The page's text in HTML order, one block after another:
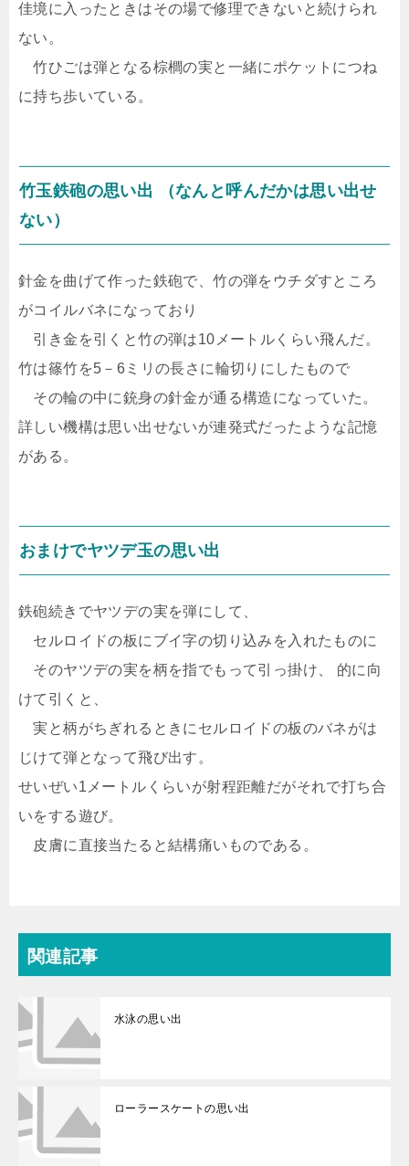
佳境に入ったときはその場で修理できないと続けられ
ない。
竹ひごは弾となる棕櫚の実と一緒にポケットにつね
に持ち歩いている。
竹玉鉄砲の思い出 （なんと呼んだかは思い出せ
ない）
針金を曲げて作った鉄砲で、竹の弾をウチダすところ
がコイルバネになっており
引き金を引くと竹の弾は10メートルくらい飛んだ。
竹は篠竹を5－6ミリの長さに輪切りにしたもので
その輪の中に銃身の針金が通る構造になっていた。
詳しい機構は思い出せないが連発式だったような記憶
がある。
おまけでヤツデ玉の思い出
鉄砲続きでヤツデの実を弾にして、
セルロイドの板にブイ字の切り込みを入れたものに
そのヤツデの実を柄を指でもって引っ掛け、 的に向
けて引くと、
実と柄がちぎれるときにセルロイドの板のバネがは
じけて弾となって飛び出す。
せいぜい1メートルくらいが射程距離だがそれで打ち合
いをする遊び。
皮膚に直接当たると結構痛いものである。
関連記事
水泳の思い出
ローラースケートの思い出